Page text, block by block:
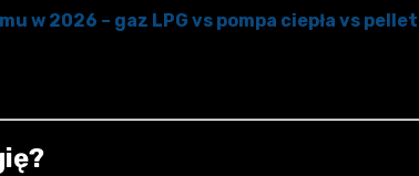
w 2026 – gaz LPG vs pompa ciepła vs